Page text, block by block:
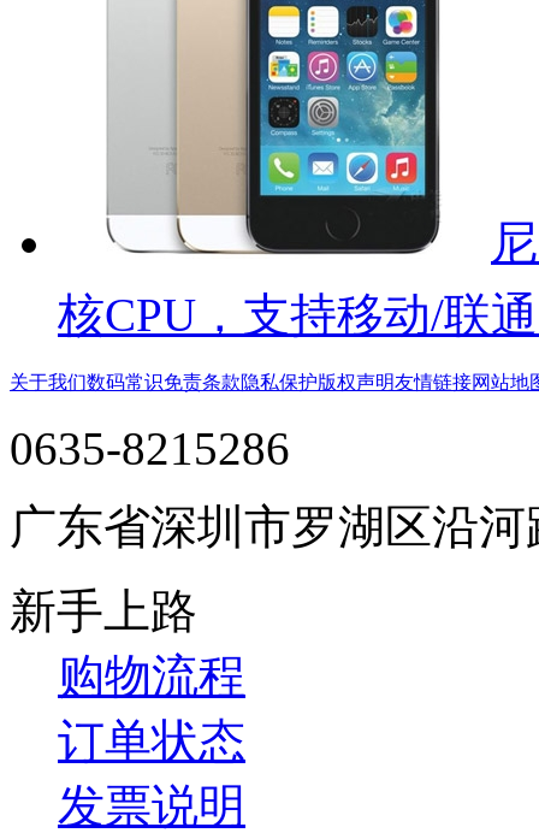
核CPU，支持移动/联
关于我们数码常识免责条款隐私保护版权声明友情链接网站地
0635-8215286
广东省深圳市罗湖区沿河
新手上路
购物流程
订单状态
发票说明